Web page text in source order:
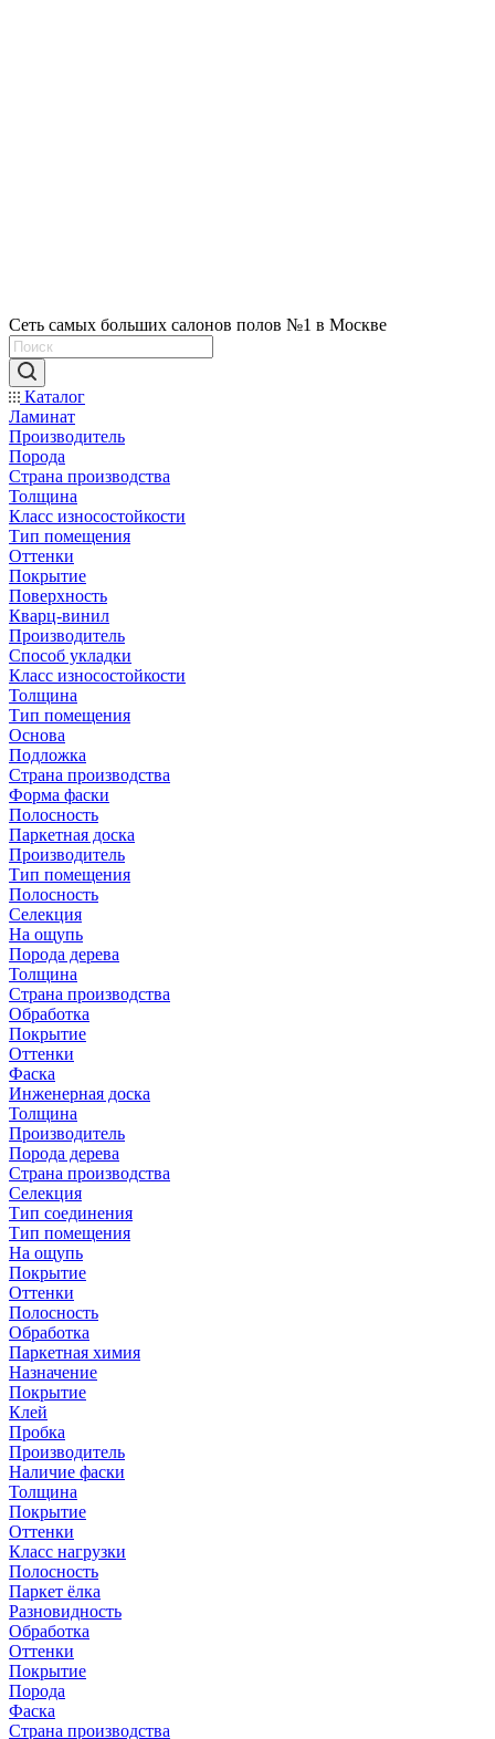
Сеть самых больших салонов полов №1 в Москве
Каталог
Ламинат
Производитель
Порода
Страна производства
Толщина
Класс износостойкости
Тип помещения
Оттенки
Покрытие
Поверхность
Кварц-винил
Производитель
Способ укладки
Класс износостойкости
Толщина
Тип помещения
Основа
Подложка
Страна производства
Форма фаски
Полосность
Паркетная доска
Производитель
Тип помещения
Полосность
Селекция
На ощупь
Порода дерева
Толщина
Страна производства
Обработка
Покрытие
Оттенки
Фаска
Инженерная доска
Толщина
Производитель
Порода дерева
Страна производства
Селекция
Тип соединения
Тип помещения
На ощупь
Покрытие
Оттенки
Полосность
Обработка
Паркетная химия
Назначение
Покрытие
Клей
Пробка
Производитель
Наличие фаски
Толщина
Покрытие
Оттенки
Класс нагрузки
Полосность
Паркет ёлка
Разновидность
Обработка
Оттенки
Покрытие
Порода
Фаска
Страна производства